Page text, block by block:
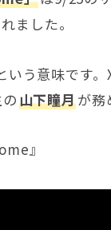
ました。
いう意味です
山下瞳月が務
』